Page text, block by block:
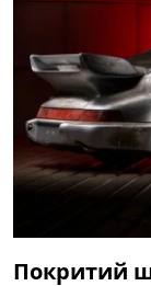
Покритий